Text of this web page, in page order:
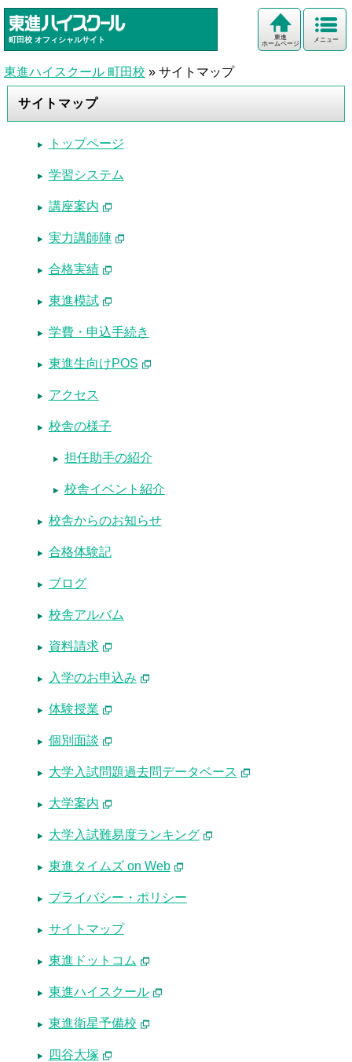
町田校 オフィシャルサイト メニュー
東進
ホームページ
東進ハイスクール 町田校 » サイトマップ
サイトマップ
トップページ
学習システム
講座案内
実力講師陣
合格実績
東進模試
学費・申込手続き
東進生向けPOS
アクセス
校舎の様子
担任助手の紹介
校舎イベント紹介
校舎からのお知らせ
合格体験記
ブログ
校舎アルバム
資料請求
入学のお申込み
体験授業
個別面談
大学入試問題過去問データベース
大学案内
大学入試難易度ランキング
東進タイムズ on Web
プライバシー・ポリシー
サイトマップ
東進ドットコム
東進ハイスクール
東進衛星予備校
四谷大塚